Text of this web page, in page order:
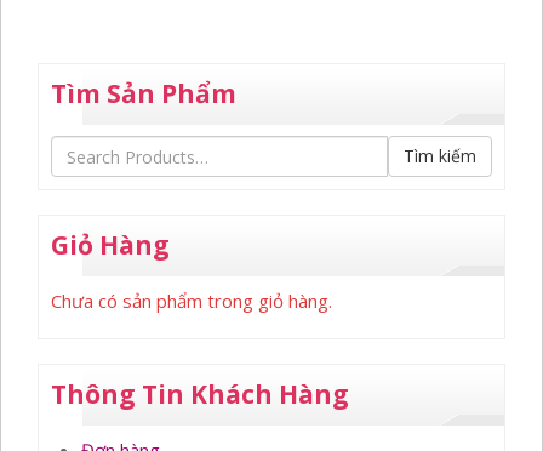
Tìm Sản Phẩm
Tìm kiếm
Giỏ Hàng
Chưa có sản phẩm trong giỏ hàng.
Thông Tin Khách Hàng